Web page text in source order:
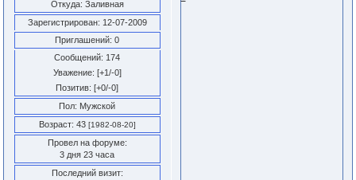
Откуда: Заливная
Зарегистрирован: 12-07-2009
Приглашений: 0
Сообщений: 174
Уважение: [+1/-0]
Позитив: [+0/-0]
Пол: Мужской
Возраст: 43 [1982-08-20]
Провел на форуме:
3 дня 23 часа
Последний визит: